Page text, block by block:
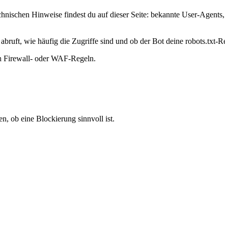
Hinweise findest du auf dieser Seite: bekannte User-
wie häufig die Zugriffe sind und ob der Bot deine robots.txt-
Firewall- oder WAF-Regeln.
ob eine Blockierung sinnvoll ist.